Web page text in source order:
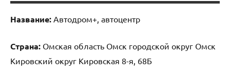
Название: Автодром+, автоцентр
Страна: Омская область Омск городской округ Омск
Кировский округ Кировская 8-я, 68Б